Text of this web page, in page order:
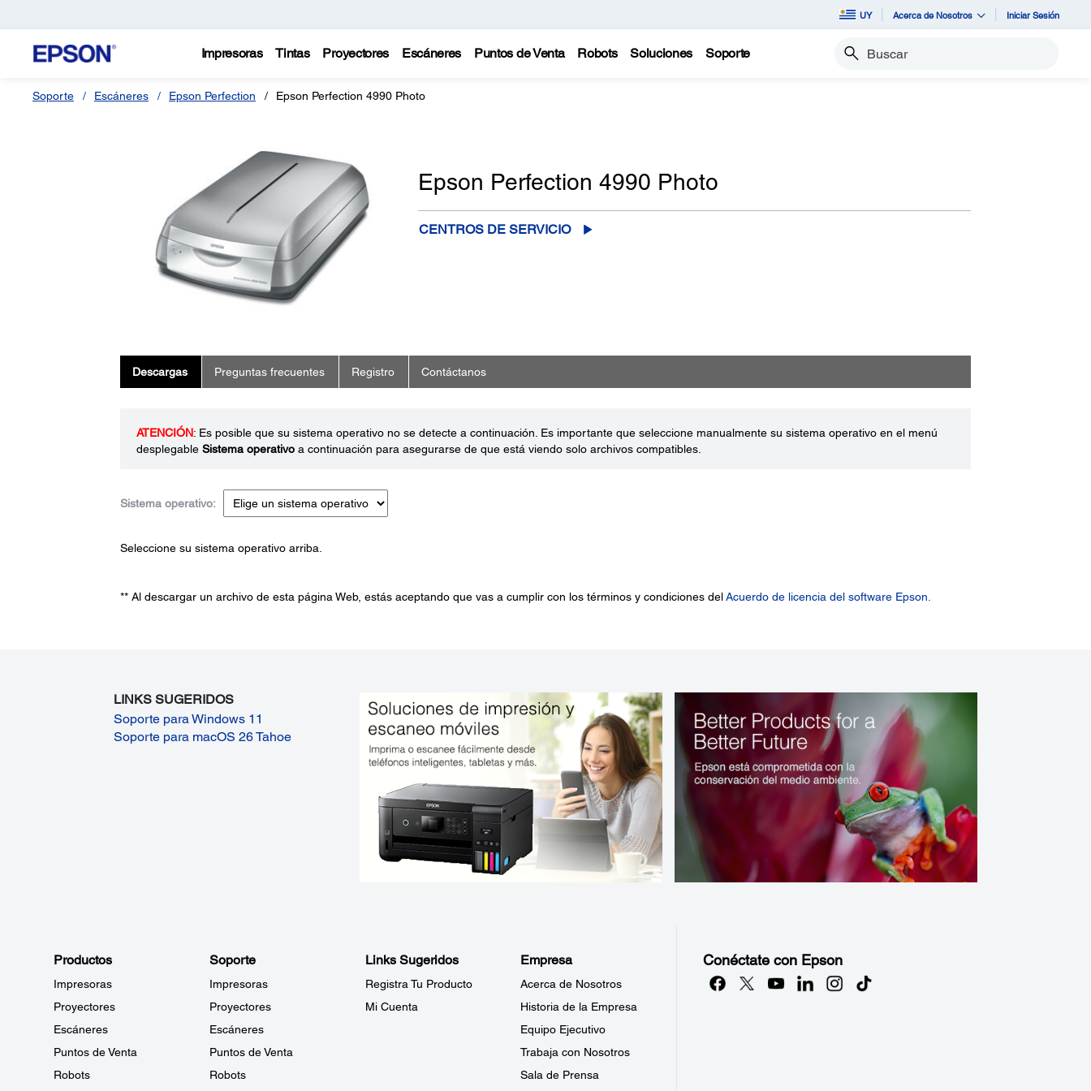
UY Acerca de Nosotros Iniciar Sesión
Impresoras Tintas Proyectores Escáneres Puntos de Venta Robots Soluciones Soporte Buscar
Soporte Escáneres Epson Perfection Epson Perfection 4990 Photo
Epson Perfection 4990 Photo
CENTROS DE SERVICIO
Descargas Preguntas frecuentes Registro Contáctanos
ATENCIÓN: Es posible que su sistema operativo no se detecte a continuación. Es importante que seleccione manualmente su sistema operativo en el menú
desplegable Sistema operativoa continuación para asegurarse de que está viendo solo archivos compatibles.
Sistema operativo:
Seleccione su sistema operativo arriba.
** Al descargar un archivo de esta página Web, estás aceptando que vas a cumplir con los términos y condiciones delAcuerdo de licencia del software Epson.
LINKS SUGERIDOS
Soporte para Windows 11
Soporte para macOS 26 Tahoe
Productos
Impresoras
Proyectores
Escáneres
Puntos de Venta
Robots
Soporte
Impresoras
Proyectores
Escáneres
Puntos de Venta
Robots
Links Sugeridos
Registra Tu Producto
Mi Cuenta
Empresa
Acerca de Nosotros
Historia de la Empresa
Equipo Ejecutivo
Trabaja con Nosotros
Sala de Prensa
Conéctate con Epson